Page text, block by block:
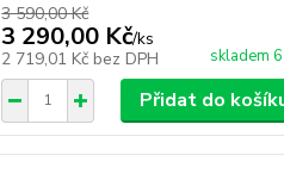
3 590,00 Kč
3 290,00 Kč/ks
2 719,01 Kč bez DPH skladem
Přidat do